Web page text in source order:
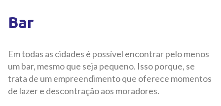
Bar
Em todas as cidades é possível encontrar pelo menos
um bar, mesmo que seja pequeno. Isso porque, se
trata de um empreendimento que oferece momentos
de lazer e descontração aos moradores.